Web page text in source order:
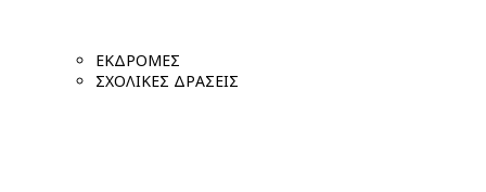
ΕΚΔΡΟΜΕΣ
ΣΧΟΛΙΚΕΣ ΔΡΑΣΕΙΣ